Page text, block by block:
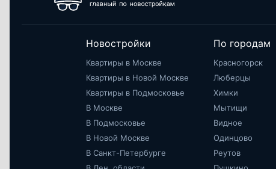
Новостройки
Квартиры в Москве
Квартиры в Новой Москве
Квартиры в Подмосковье
В Москве
В Подмосковье
В Новой Москве
В Санкт-Петербурге
По городам
Красногорск
Люберцы
Химки
Мытищи
Видное
Одинцово
Реутов